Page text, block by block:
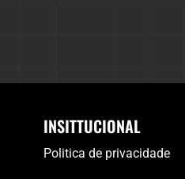
INSITTUCIONAL
Politica de privacidade